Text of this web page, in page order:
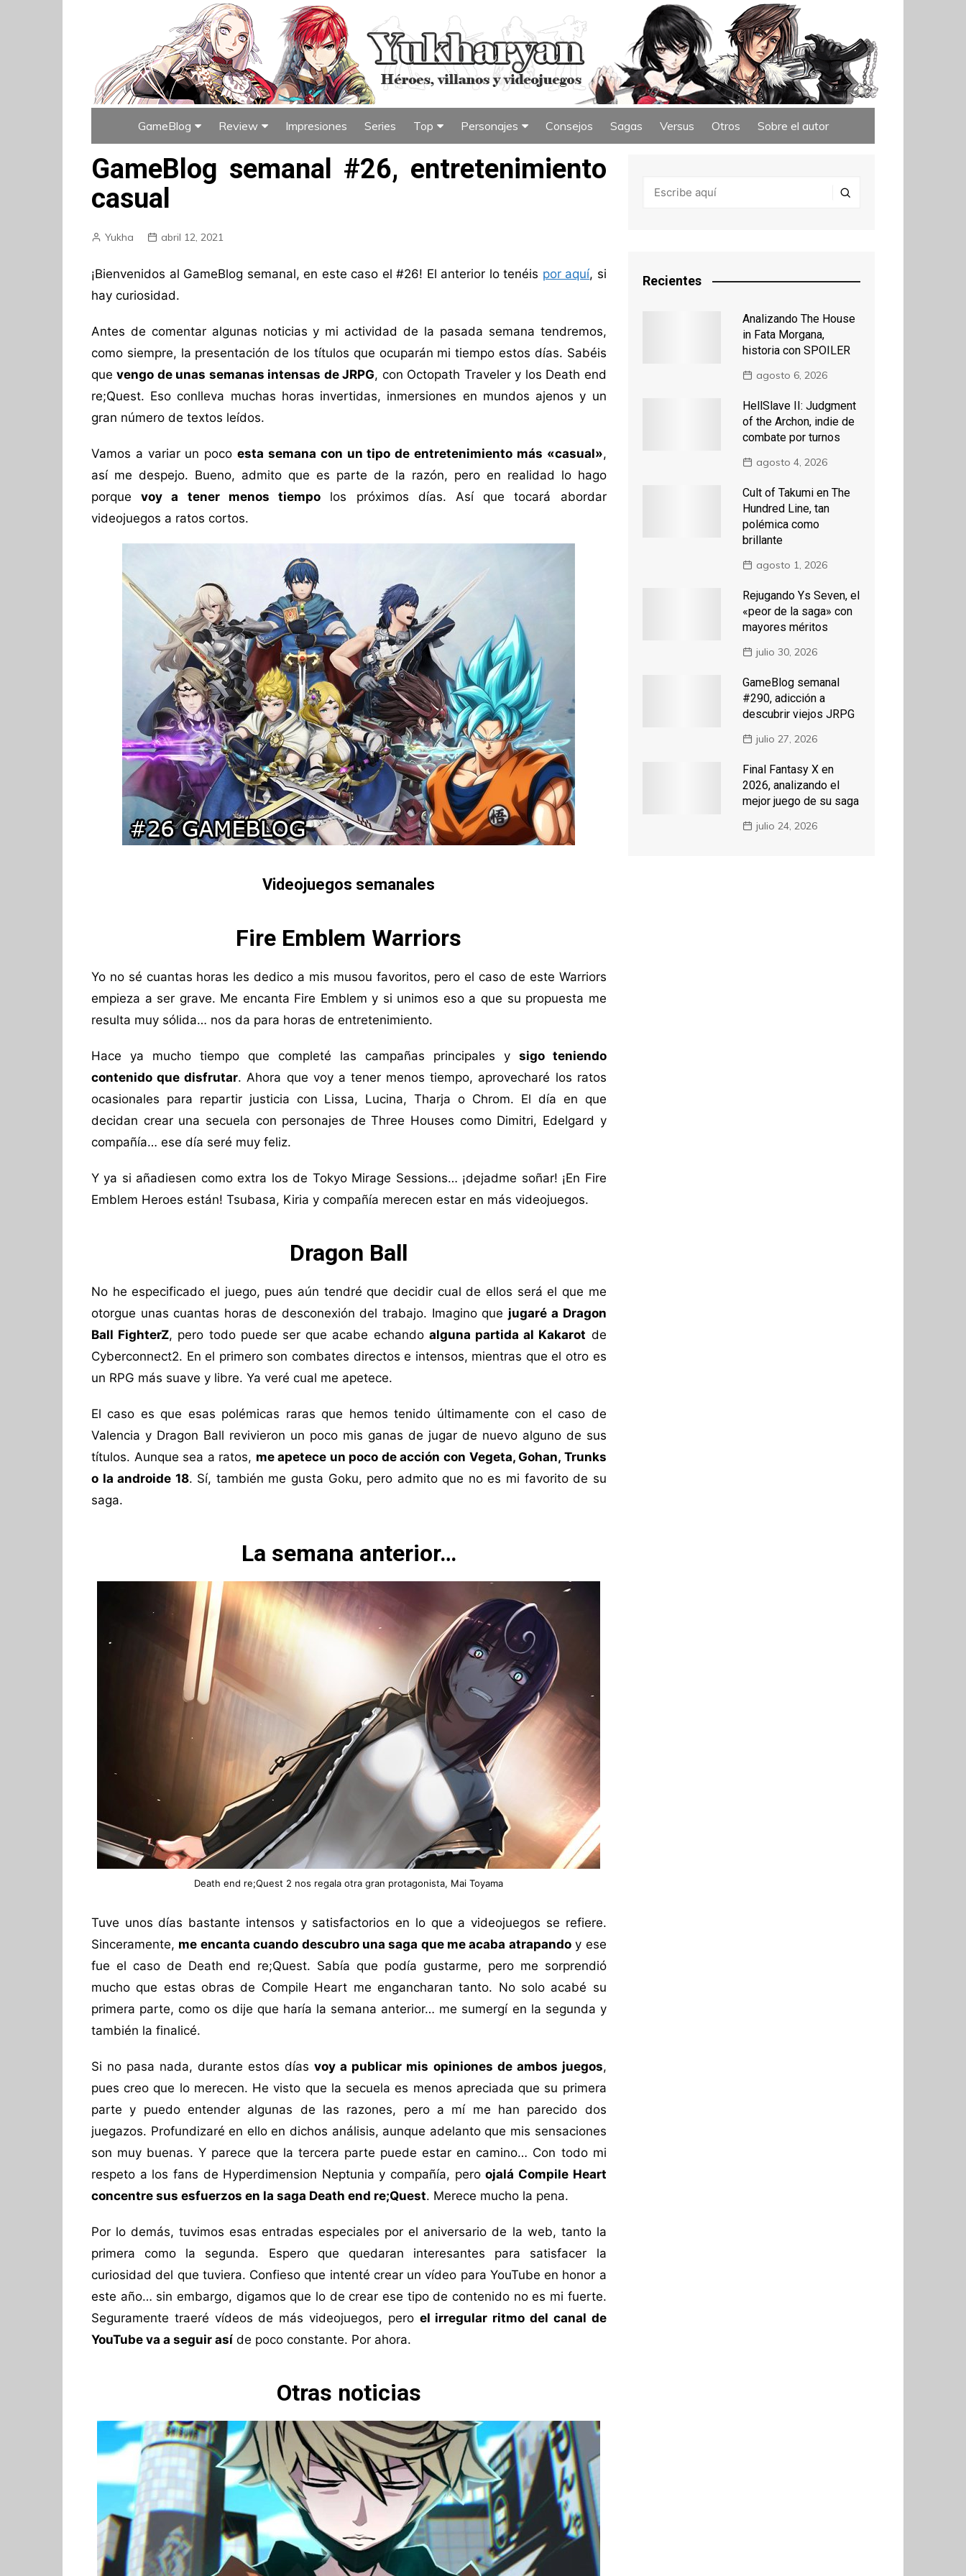
GameBlog
Índice de GameBlog
Review
Índice de Review
Impresiones Series Top
Índice de Top
Personajes
Índice de Personajes
Consejos Sagas Versus Otros Sobre el autor
GameBlog semanal #26, entretenimiento
casual
Yukha abril 12, 2021
¡Bienvenidos al GameBlog semanal, en este caso el #26! El anterior lo tenéis por aquí, si
hay curiosidad.
Antes de comentar algunas noticias y mi actividad de la pasada semana tendremos,
como siempre, la presentación de los títulos que ocuparán mi tiempo estos días. Sabéis
quevengo de unas semanas intensas de JRPG, con Octopath Traveler y los Death end
re;Quest. Eso conlleva muchas horas invertidas, inmersiones en mundos ajenos y un
gran número de textos leídos.
Vamos a variar un pocoesta semana con un tipo de entretenimiento más «casual»,
así me despejo. Bueno, admito que es parte de la razón, pero en realidad lo hago
porquevoy a tener menos tiempo los próximos días. Así que tocará abordar
videojuegos a ratos cortos.
Videojuegos semanales
Fire Emblem Warriors
Yo no sé cuantas horas les dedico a mis musou favoritos, pero el caso de este Warriors
empieza a ser grave. Me encanta Fire Emblem y si unimos eso a que su propuesta me
resulta muy sólida… nos da para horas de entretenimiento.
Hace ya mucho tiempo que completé las campañas principales y sigo teniendo
contenido que disfrutar. Ahora que voy a tener menos tiempo, aprovecharé los ratos
ocasionales para repartir justicia con Lissa, Lucina, Tharja o Chrom. El día en que
decidan crear una secuela con personajes de Three Houses como Dimitri, Edelgard y
compañía… ese día seré muy feliz.
Y ya si añadiesen como extra los de Tokyo Mirage Sessions… ¡dejadme soñar! ¡En Fire
Emblem Heroes están! Tsubasa, Kiria y compañía merecen estar en más videojuegos.
Dragon Ball
No he especificado el juego, pues aún tendré que decidir cual de ellos será el que me
otorgue unas cuantas horas de desconexión del trabajo. Imagino que jugaré a Dragon
Ball FighterZ, pero todo puede ser que acabe echando alguna partida al Kakarot de
Cyberconnect2. En el primero son combates directos e intensos, mientras que el otro es
un RPG más suave y libre. Ya veré cual me apetece.
El caso es que esas polémicas raras que hemos tenido últimamente con el caso de
Valencia y Dragon Ball revivieron un poco mis ganas de jugar de nuevo alguno de sus
títulos. Aunque sea a ratos, me apetece un poco de acción con Vegeta, Gohan, Trunks
o la androide 18. Sí, también me gusta Goku, pero admito que no es mi favorito de su
saga.
La semana anterior…
Death end re;Quest 2 nos regala otra gran protagonista, Mai Toyama
Tuve unos días bastante intensos y satisfactorios en lo que a videojuegos se refiere.
Sinceramente, me encanta cuando descubro una saga que me acaba atrapandoy ese
fue el caso de Death end re;Quest. Sabía que podía gustarme, pero me sorprendió
mucho que estas obras de Compile Heart me engancharan tanto. No solo acabé su
primera parte, como os dije que haría la semana anterior… me sumergí en la segunda y
también la finalicé.
Si no pasa nada, durante estos díasvoy a publicar mis opiniones de ambos juegos,
pues creo que lo merecen. He visto que la secuela es menos apreciada que su primera
parte y puedo entender algunas de las razones, pero a mí me han parecido dos
juegazos. Profundizaré en ello en dichos análisis, aunque adelanto que mis sensaciones
son muy buenas. Y parece que la tercera parte puede estar en camino… Con todo mi
respeto a los fans de Hyperdimension Neptunia y compañía, peroojalá Compile Heart
concentre sus esfuerzos en la saga Death end re;Quest. Merece mucho la pena.
Por lo demás, tuvimos esas entradas especiales por el aniversario de la web, tanto la
primera como la segunda. Espero que quedaran interesantes para satisfacer la
curiosidad del que tuviera. Confieso que intenté crear un vídeo para YouTube en honor a
este año… sin embargo, digamos que lo de crear ese tipo de contenido no es mi fuerte.
Seguramente traeré vídeos de más videojuegos, pero el irregular ritmo del canal de
YouTube va a seguir así de poco constante. Por ahora.
Otras noticias
Recientes
Analizando The House
in Fata Morgana,
historia con SPOILER
agosto 6, 2026
HellSlave II: Judgment
of the Archon, indie de
combate por turnos
agosto 4, 2026
Cult of Takumi en The
Hundred Line, tan
polémica como
brillante
agosto 1, 2026
Rejugando Ys Seven, el
«peor de la saga» con
mayores méritos
julio 30, 2026
GameBlog semanal
#290, adicción a
descubrir viejos JRPG
julio 27, 2026
Final Fantasy X en
2026, analizando el
mejor juego de su saga
julio 24, 2026